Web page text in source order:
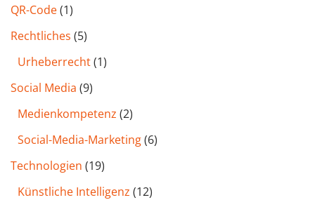
QR-Code(1)
Rechtliches (5)
Urheberrecht(1)
Social Media (9)
Medienkompetenz (2)
Social-Media-Marketing(6)
Technologien (19)
Künstliche Intelligenz (12)